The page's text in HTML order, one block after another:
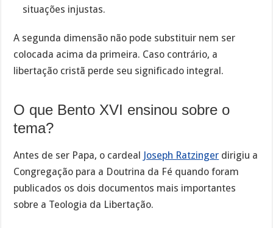
situações injustas.
A segunda dimensão não pode substituir nem ser
colocada acima da primeira. Caso contrário, a
libertação cristã perde seu significado integral.
O que Bento XVI ensinou sobre o
tema?
Antes de ser Papa, o cardeal Joseph Ratzinger dirigiu a
Congregação para a Doutrina da Fé quando foram
publicados os dois documentos mais importantes
sobre a Teologia da Libertação.